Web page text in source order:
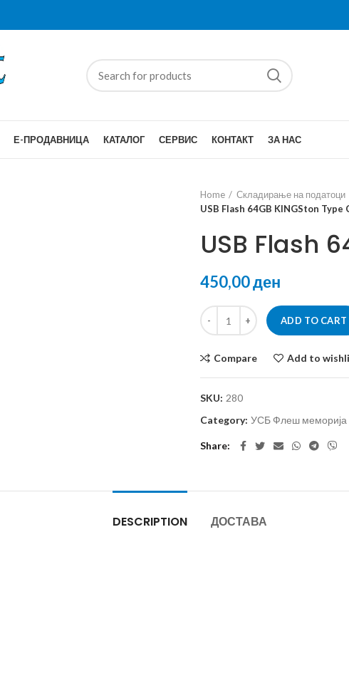
Е-ПРОДАВНИЦА КАТАЛОГ СЕРВИС КОНТАКТ ЗА НАС
Home
Складирање на податоци
USB Flash 64GB KINGSton Type
USB Flash
ден
ADD TO CART
Compare Add to
SKU: 280
Category: УСБ Флеш меморија
Share
DESCRIPTION ДОСТАВА